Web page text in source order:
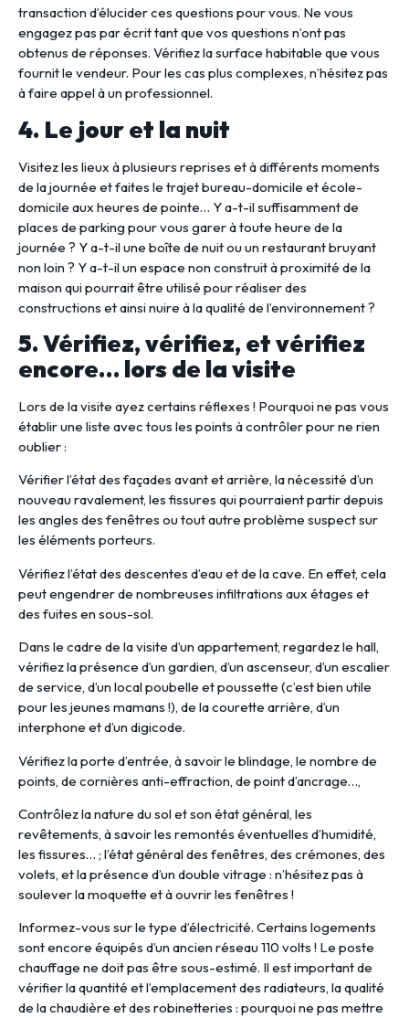
transaction d’élucider ces questions pour vous. Ne vous
engagez pas par écrit tant que vos questions n’ont pas
obtenus de réponses. Vérifiez la surface habitable que vous
fournit le vendeur. Pour les cas plus complexes, n’hésitez pas
à faire appel à un professionnel.
4. Le jour et la nuit
Visitez les lieux à plusieurs reprises et à différents moments
de la journée et faites le trajet bureau-domicile et école-
domicile aux heures de pointe… Y a-t-il suffisamment de
places de parking pour vous garer à toute heure de la
journée ? Y a-t-il une boîte de nuit ou un restaurant bruyant
non loin ? Y a-t-il un espace non construit à proximité de la
maison qui pourrait être utilisé pour réaliser des
constructions et ainsi nuire à la qualité de l’environnement ?
5. Vérifiez, vérifiez, et vérifiez
encore… lors de la visite
Lors de la visite ayez certains réflexes ! Pourquoi ne pas vous
établir une liste avec tous les points à contrôler pour ne rien
oublier :
Vérifier l’état des façades avant et arrière, la nécessité d’un
nouveau ravalement, les fissures qui pourraient partir depuis
les angles des fenêtres ou tout autre problème suspect sur
les éléments porteurs.
Vérifiez l’état des descentes d’eau et de la cave. En effet, cela
peut engendrer de nombreuses infiltrations aux étages et
des fuites en sous-sol.
Dans le cadre de la visite d’un appartement, regardez le hall,
vérifiez la présence d’un gardien, d’un ascenseur, d’un escalier
de service, d’un local poubelle et poussette (c’est bien utile
pour les jeunes mamans !), de la courette arrière, d’un
interphone et d’un digicode.
Vérifiez la porte d’entrée, à savoir le blindage, le nombre de
points, de cornières anti-effraction, de point d’ancrage…,
Contrôlez la nature du sol et son état général, les
revêtements, à savoir les remontés éventuelles d’humidité,
les fissures… ; l’état général des fenêtres, des crémones, des
volets, et la présence d’un double vitrage : n’hésitez pas à
soulever la moquette et à ouvrir les fenêtres !
Informez-vous sur le type d’électricité. Certains logements
sont encore équipés d’un ancien réseau 110 volts ! Le poste
chauffage ne doit pas être sous-estimé. Il est important de
vérifier la quantité et l’emplacement des radiateurs, la qualité
de la chaudière et des robinetteries : pourquoi ne pas mettre